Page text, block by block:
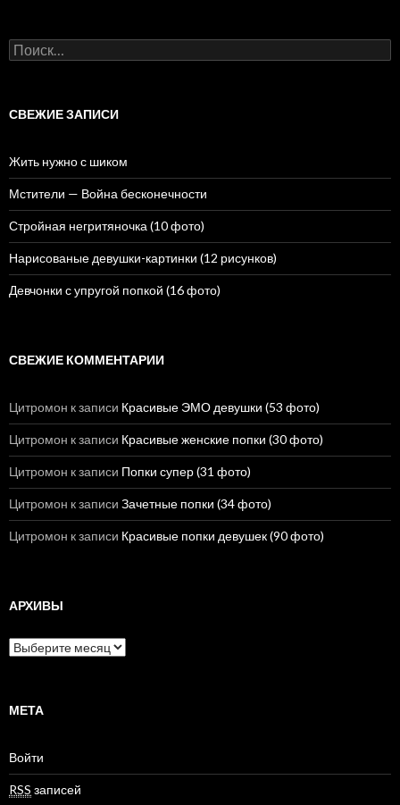
Н
а
и
СВЕЖИЕ ЗАПИСИ
Жить нужно с шиком
Мстители — Война бесконечности
Стройная негритяночка (10 фото)
Нарисованые девушки-картинки (12 рисунков)
Девчонки с упругой попкой (16 фото)
СВЕЖИЕ КОММЕНТАРИИ
Цитромон к записи Красивые ЭМО девушки (53 фото)
Цитромон к записи Красивые женские попки (30 фото)
Цитромон к записи Попки супер (31 фото)
Цитромон к записи Зачетные попки (34 фото)
Цитромон к записи Красивые попки девушек (90 фото)
АРХИВЫ
А
р
в
МЕТА
Войти
RSS записей